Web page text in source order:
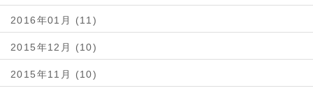
2016年01月 (11)
2015年12月 (10)
2015年11月 (10)